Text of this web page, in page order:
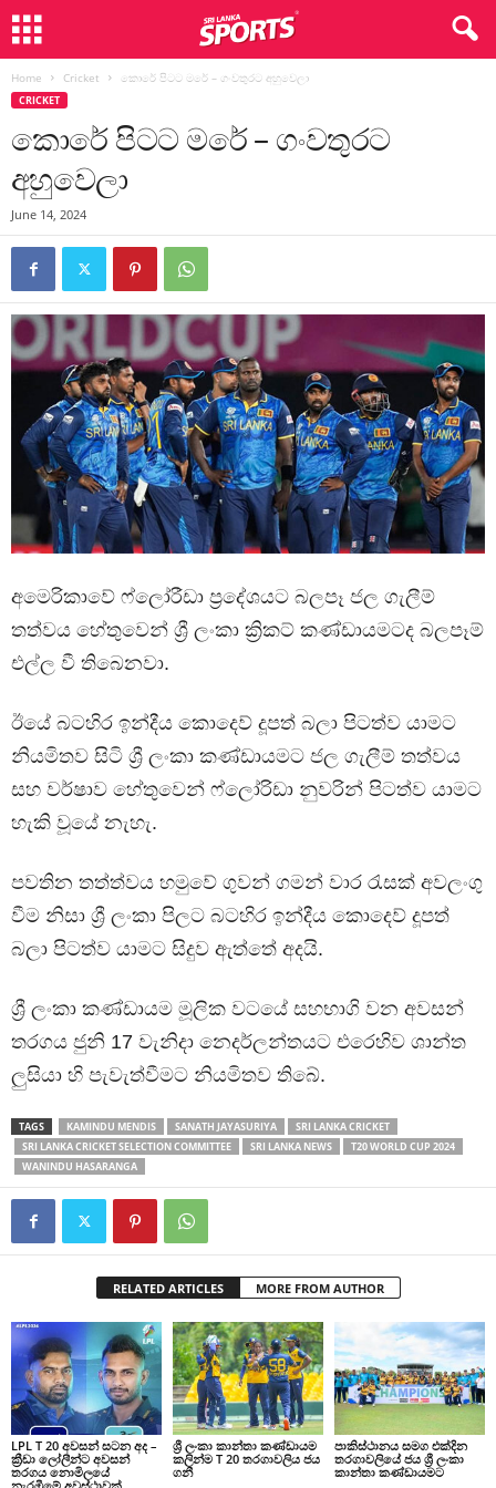
Home Cricket කොරේ පිටට මරේ – ගංවතුරට අහුවෙලා
CRICKET
කොරේ පිටට මරේ – ගංවතුරට
අහුවෙලා
June 14, 2024
අමෙරිකාවේ ෆ්ලෝරීඩා ප්‍රදේශයට බලපෑ ජල ගැලීම්
තත්වය හේතුවෙන් ශ්‍රී ලංකා ක්‍රිකට් කණ්ඩායමටද බලපෑම්
එල්ල වී තිබෙනවා.
ඊයේ බටහිර ඉන්දීය කොදෙව් දූපත් බලා පිටත්ව යාමට
නියමිතව සිටි ශ්‍රී ලංකා කණ්ඩායමට ජල ගැලීම් තත්වය
සහ වර්ෂාව හේතුවෙන් ෆ්ලෝරිඩා නුවරින් පිටත්ව යාමට
හැකි වූයේ නැහැ.
පවතින තත්ත්වය හමුවේ ගුවන් ගමන් වාර රැසක් අවලංගු
වීම නිසා ශ්‍රී ලංකා පිලට බටහිර ඉන්දීය කොදෙව් දූපත්
බලා පිටත්ව යාමට සිදුව ඇත්තේ අදයි.
ශ්‍රී ලංකා කණ්ඩායම මූලික වටයේ සහභාගි වන අවසන්
තරගය ජුනි 17 වැනිදා නෙදර්ලන්තයට එරෙහිව ශාන්ත
ලුසියා හි පැවැත්වීමට නියමිතව තිබේ.
TAGS KAMINDU MENDIS SANATH JAYASURIYA
SRI LANKA CRICKET
SRI LANKA CRICKET SELECTION COMMITTEE
SRI LANKA NEWS
T20 WORLD CUP 2024
WANINDU HASARANGA
RELATED ARTICLES MORE FROM AUTHOR
LPL T 20 අවසන් සටන අද –
ක්‍රීඩා ලෝලීන්ට අවසන්
තරගය නොමිලයේ
ශ්‍රී ලංකා කාන්තා කණ්ඩායම
කලින්ම T 20 තරගාවලිය ජය
ගනී
පාකිස්ථානය සමග එක්දින
තරගාවලියේ ජය ශ්‍රී ලංකා
කාන්තා කණ්ඩායමට